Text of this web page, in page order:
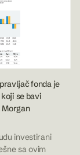
fonda je
se bavi
Morgan
investirani
sa ovim